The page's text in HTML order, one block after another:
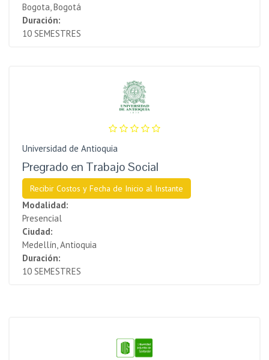
Bogota, Bogotá
Duración:
10 SEMESTRES
Universidad de Antioquia
Pregrado en Trabajo Social
Recibir Costos y Fecha de Inicio al Instante
Modalidad:
Presencial
Ciudad:
Medellín, Antioquia
Duración:
10 SEMESTRES